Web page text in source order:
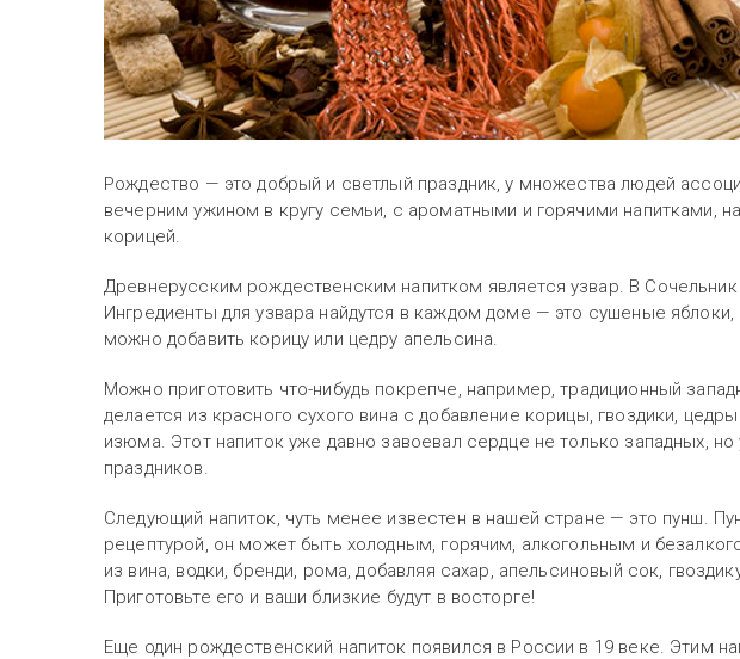
Рождество — это добрый и светлый праздник, у множества людей
вечерним ужином в кругу семьи, с ароматными и горячими напитками,
корицей.
Древнерусским рождественским напитком является узвар. В Сочельник
Ингредиенты для узвара найдутся в каждом доме — это сушеные
можно добавить корицу или цедру апельсина.
Можно приготовить что-нибудь покрепче, например, традиционный
делается из красного сухого вина с добавление корицы, гвоздики,
изюма. Этот напиток уже давно завоевал сердце не только западных,
праздников.
Следующий напиток, чуть менее известен в нашей стране — это пунш.
рецептурой, он может быть холодным, горячим, алкогольным и
из вина, водки, бренди, рома, добавляя сахар, апельсиновый сок,
Приготовьте его и ваши близкие будут в восторге!
Еще один рождественский напиток появился в России в 19 веке. Этим